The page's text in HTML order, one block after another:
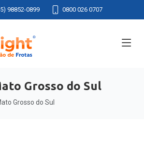
98852-0899 0800 026 0707
Grosso do Sul
Grosso do Sul